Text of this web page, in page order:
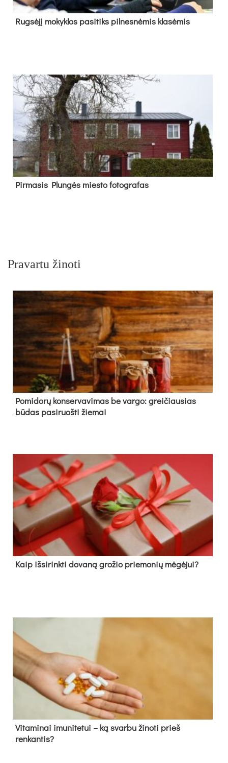
Rug­sė­jį mo­kyk­los pa­si­tiks pil­nes­nė­mis kla­sė­mis
Pir­ma­sis Plun­gės mies­to fo­tog­ra­fas
Pravartu žinoti
Pomidorų konservavimas be vargo: greičiausias
būdas pasiruošti žiemai
Kaip išsirinkti dovaną grožio priemonių mėgėjui?
Vitaminai imunitetui – ką svarbu žinoti prieš
renkantis?